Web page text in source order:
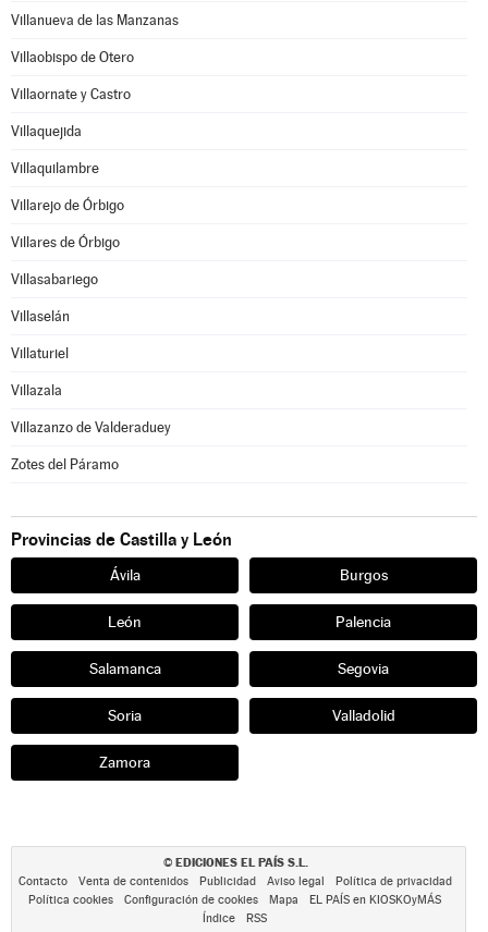
Villanueva de las Manzanas
Villaobispo de Otero
Villaornate y Castro
Villaquejida
Villaquilambre
Villarejo de Órbigo
Villares de Órbigo
Villasabariego
Villaselán
Villaturiel
Villazala
Villazanzo de Valderaduey
Zotes del Páramo
Provincias de Castilla y León
Ávila Burgos
León Palencia
Salamanca Segovia
Soria Valladolid
Zamora
© EDICIONES EL PAÍS S.L.
Contacto Venta de contenidos Publicidad Aviso legal
Política de privacidad
Política cookies
Configuración de cookies Mapa
EL PAÍS en KIOSKOyMÁS
Índice
RSS